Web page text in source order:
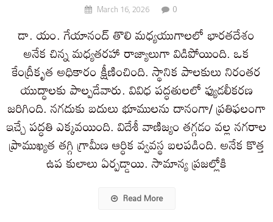
March 16, 2026 0
డా. యం. గేయానంద్ తొలి మధ్యయుగాలలో భారతదేశం
అనేక చిన్న మధ్యతరహా రాజ్యాలుగా విడిపోయింది. ఒక
కేంద్రీకృత అధికారం క్షీణించింది. స్థానిక పాలకులు నిరంతర
యుద్ధాలకు పాల్పడేవారు. వివిధ పద్ధతులలో ఫ్యుడలీకరణ
జరిగింది. నగదుకు బదులు భూములను దానంగా/ ప్రతిఫలంగా
ఇచ్చే పద్ధతి ఎక్కవయింది. విదేశీ వాణిజ్యం తగ్గడం వల్ల నగరాల
ప్రాముఖ్యత తగ్గి గ్రామీణ ఆర్ధిక వ్వవస్థ బలపడింది. అనేక కొత్త
ఉప కులాలు ఏర్పడ్డాయి. సామాన్య ప్రజల్లోకి
Read More